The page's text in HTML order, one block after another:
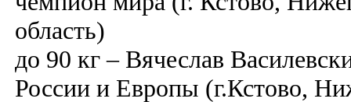
область)
до 90 кг – Вячеслав
России и Европы (г.Кстово,